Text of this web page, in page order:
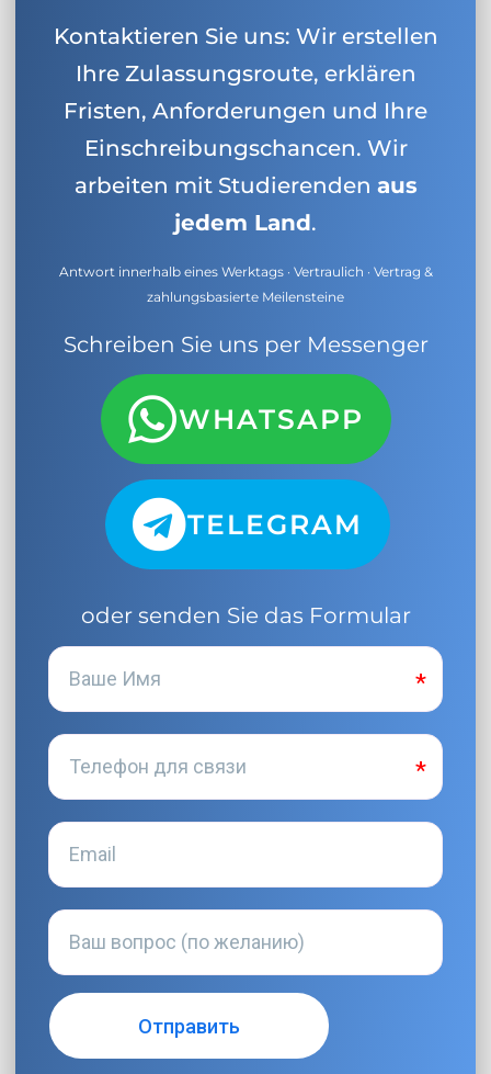
Kontaktieren Sie uns: Wir erstellen
Ihre Zulassungsroute, erklären
Fristen, Anforderungen und Ihre
Einschreibungschancen. Wir
arbeiten mit Studierenden aus
jedem Land.
Antwort innerhalb eines Werktags · Vertraulich · Vertrag &
zahlungsbasierte Meilensteine
Schreiben Sie uns per Messenger
WHATSAPP
TELEGRAM
oder senden Sie das Formular